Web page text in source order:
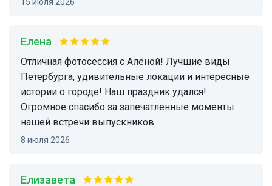
Елена
Отличная фотосессия с Алёной! Лучшие виды
Петербурга, удивительные локации и интересные
истории о городе! Наш праздник удался!
Огромное спасибо за запечатленные моменты
нашей встречи выпускников.
8 июля 2026
Елизавета